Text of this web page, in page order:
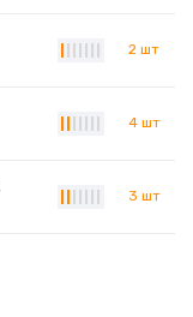
2 шт
4 шт
3 шт